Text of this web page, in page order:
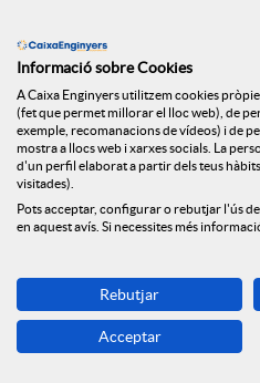
S
o
c
i
Amb aquest
dels Fons Next
través del Préstec
Caixa d’Enginyers
compromís amb la
aposta per un món
el marc d’aquesta
Informació sobre Cookies
A Caixa Enginyers utilitzem cookies
(fet que permet millorar el lloc web), de
exemple, recomanacions de vídeos) i de
mostra a llocs web i xarxes socials. La
d'un perfil elaborat a partir dels teus
visitades).
Pots acceptar, configurar o rebutjar l'ús
en aquest avís. Si necessites més
Rebutjar
Acceptar